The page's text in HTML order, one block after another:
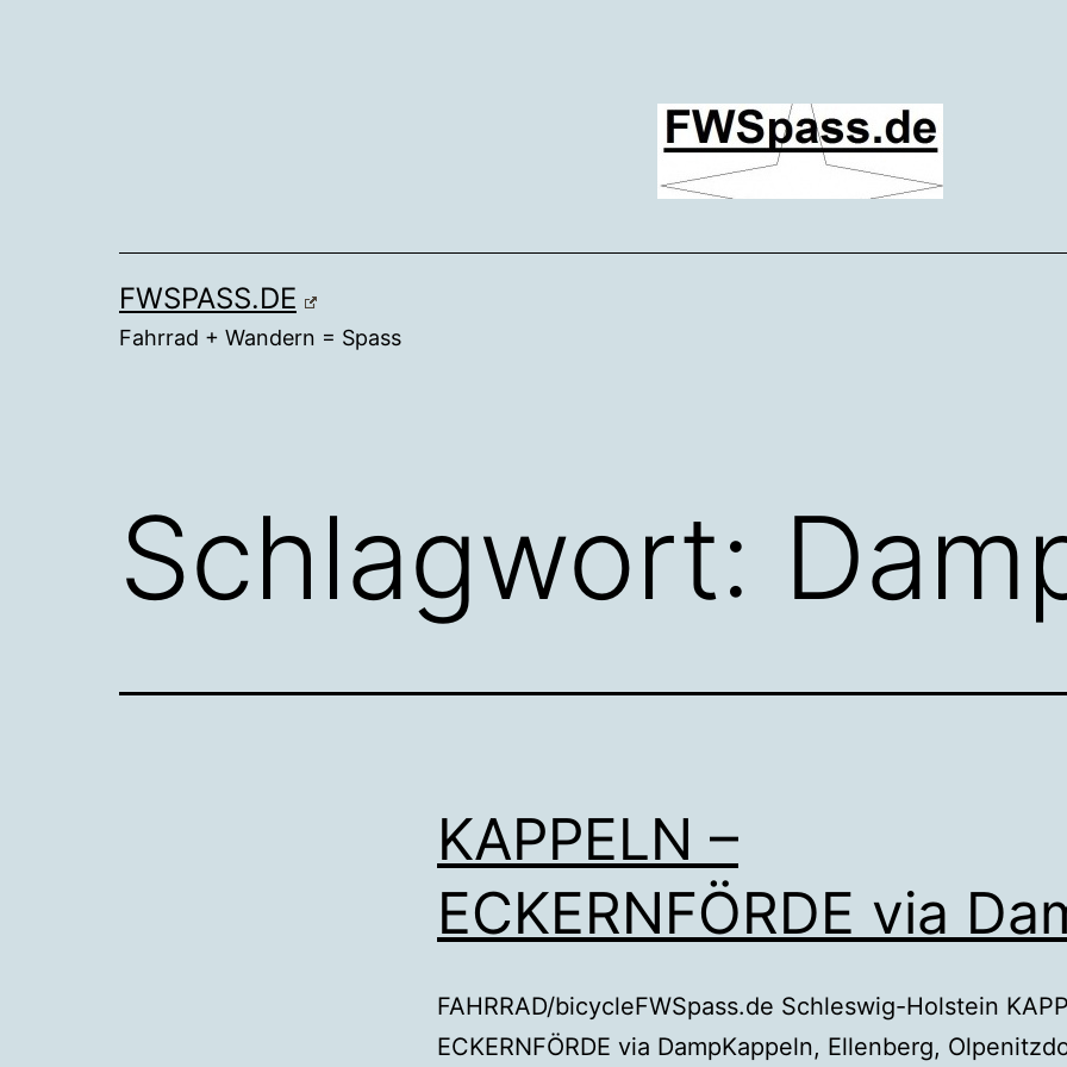
FWSPASS.DE
Fahrrad + Wandern = Spass
Schlagwort:
KAPPELN –
ECKERNFÖRDE via
FAHRRAD/bicycleFWSpass.de Schleswig-Holstein
ECKERNFÖRDE via DampKappeln, Ellenberg,